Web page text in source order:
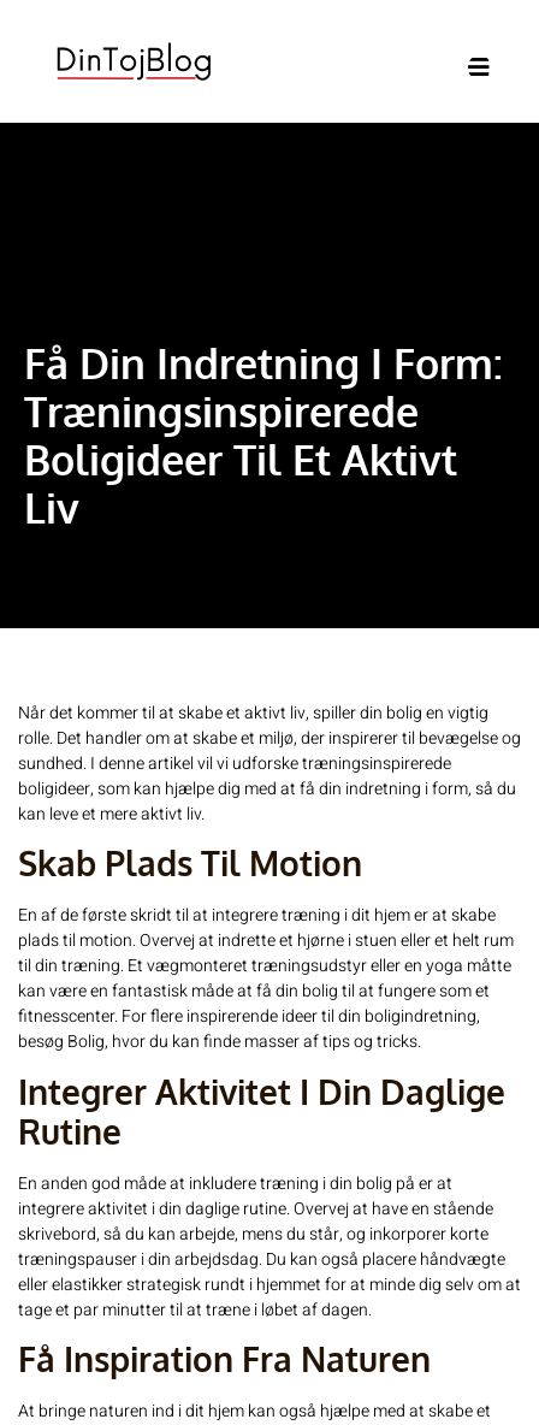
Få Din Indretning I Form:
Træningsinspirerede
Boligideer Til Et Aktivt
Liv
Når det kommer til at skabe et aktivt liv, spiller din bolig en vigtig
rolle. Det handler om at skabe et miljø, der inspirerer til bevægelse og
sundhed. I denne artikel vil vi udforske træningsinspirerede
boligideer, som kan hjælpe dig med at få din indretning i form, så du
kan leve et mere aktivt liv.
Skab Plads Til Motion
En af de første skridt til at integrere træning i dit hjem er at skabe
plads til motion. Overvej at indrette et hjørne i stuen eller et helt rum
til din træning. Et vægmonteret træningsudstyr eller en yoga måtte
kan være en fantastisk måde at få din bolig til at fungere som et
fitnesscenter. For flere inspirerende ideer til din boligindretning,
besøg Bolig, hvor du kan finde masser af tips og tricks.
Integrer Aktivitet I Din Daglige
Rutine
En anden god måde at inkludere træning i din bolig på er at
integrere aktivitet i din daglige rutine. Overvej at have en stående
skrivebord, så du kan arbejde, mens du står, og inkorporer korte
træningspauser i din arbejdsdag. Du kan også placere håndvægte
eller elastikker strategisk rundt i hjemmet for at minde dig selv om at
tage et par minutter til at træne i løbet af dagen.
Få Inspiration Fra Naturen
At bringe naturen ind i dit hjem kan også hjælpe med at skabe et